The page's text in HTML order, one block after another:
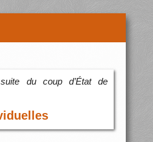
du coup d’État de